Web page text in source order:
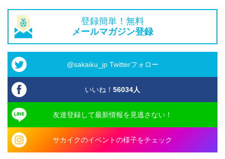
登録簡単！無料
メールマガジン登録
@sakaiku_jp Twitterフォロー
いいね！ 56034人
友達登録して最新情報を見逃さない！
サカイクのイベントの様子をチェック